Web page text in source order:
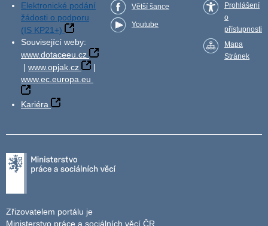
Elektronické podání
žádosti o podporu
(IS KP21+)
Související weby:
www.dotaceeu.cz
| www.opjak.cz
|
www.ec.europa.eu
Kariéra
Větší šance
Youtube
Prohlášení
o
přístupnosti
Mapa
Stránek
Zřizovatelem portálu je
Ministerstvo práce a sociálních věcí ČR